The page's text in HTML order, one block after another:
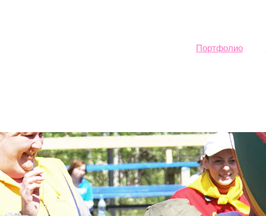
Портфолио